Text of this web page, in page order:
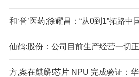
和‘誉’医药;徐耀昌：“从0到1”拓路中
仙鹤:股份：公司目前生产经营一切
方,案在麒麟!芯片 NPU 完成验证：